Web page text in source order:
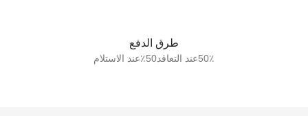
طرق الدفع
50٪عند التعاقد50٪عند الاستلام